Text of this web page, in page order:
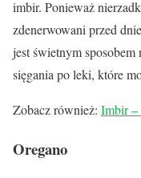
imbir. Ponieważ
zdenerwowani przed
jest świetnym
sięgania po leki, które
Zobacz również: Imbir –
Oregano